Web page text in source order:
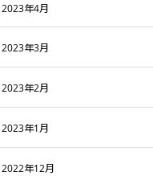
2023年4月
2023年3月
2023年2月
2023年1月
2022年12月